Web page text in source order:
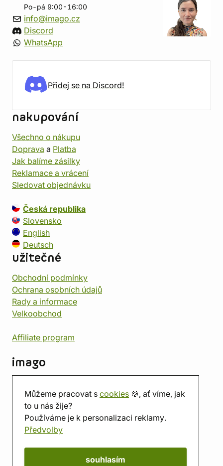
Můžeme pracovat s cookies 🍪, ať víme, jak
to u nás žije?
Používáme je k personalizaci reklamy.
Předvolby
souhlasím
Po-pá 9:00-16:00
info@imago.cz
Discord
WhatsApp
Přidej se na Discord!
nakupování
Všechno o nákupu
Doprava a Platba
Jak balíme zásilky
Reklamace a vrácení
Sledovat objednávku
Česká republika
Slovensko
English
Deutsch
užitečné
Obchodní podmínky
Ochrana osobních údajů
Rady a informace
Velkoobchod
Affiliate program
imago
Prodejna
Herna
O nás
Hodnocení obchodu